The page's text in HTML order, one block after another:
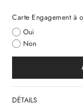
Carte Engagement à
Oui
Non
DÉTAILS